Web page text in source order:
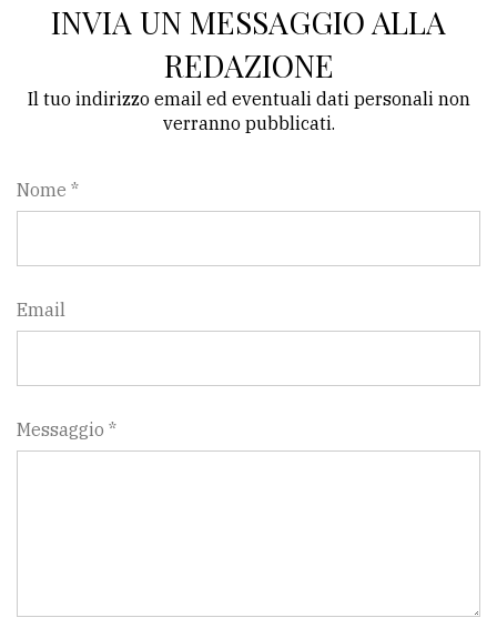
INVIA UN MESSAGGIO ALLA
REDAZIONE
Il tuo indirizzo email ed eventuali dati personali non
verranno pubblicati.
Nome *
Email
Messaggio *